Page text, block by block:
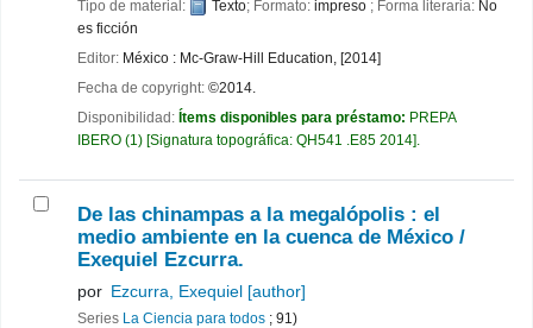
Tipo de material:
Texto; Formato: impreso ; Forma literaria: No
es ficción
Editor: México : Mc-Graw-Hill Education, [2014]
Fecha de copyright: ©2014.
Disponibilidad: Ítems disponibles para préstamo: PREPA
IBERO (1) Signatura topográfica: QH541 .E85 2014 .
De las chinampas a la megalópolis : el
medio ambiente en la cuenca de México /
Exequiel Ezcurra.
por Ezcurra, Exequiel [author]
Series La Ciencia para todos ; 91)